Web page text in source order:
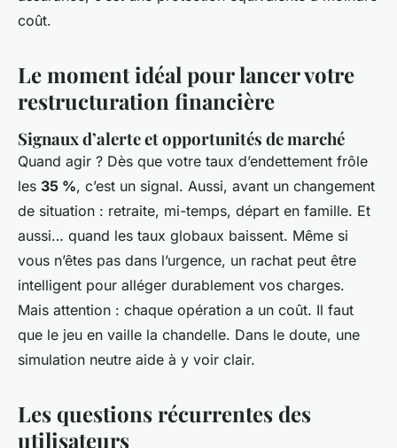
coût.
Le moment idéal pour lancer votre
restructuration financière
Signaux d’alerte et opportunités de marché
Quand agir ? Dès que votre taux d’endettement frôle
les 35 %, c’est un signal. Aussi, avant un changement
de situation : retraite, mi-temps, départ en famille. Et
aussi… quand les taux globaux baissent. Même si
vous n’êtes pas dans l’urgence, un rachat peut être
intelligent pour alléger durablement vos charges.
Mais attention : chaque opération a un coût. Il faut
que le jeu en vaille la chandelle. Dans le doute, une
simulation neutre aide à y voir clair.
Les questions récurrentes des
utilisateurs